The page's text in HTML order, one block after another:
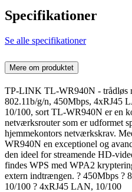
Specifikationer
Se alle specifikationer
Mere om produktet
TP-LINK TL-WR940N - trådløs
802.11b/g/n, 450Mbps, 4xRJ45
10/100, sort TL-WR940N er en
netværksrouter som er udformet
hjemmekontors netværkskrav.
WR940N en exceptionel og
den ideel for streamende HD-
findes WPS med WPA2
extern indtrængen. ? 450Mbps ?
10/100 ? 4xRJ45 LAN, 10/100